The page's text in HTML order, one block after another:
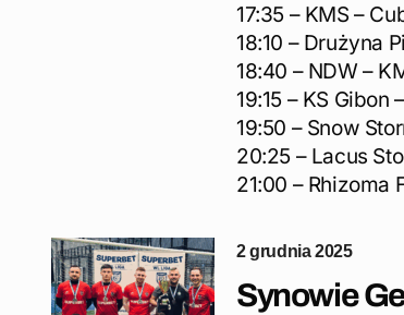
17:35 – KMS –
18:10 – Drużyna
18:40 – NDW –
19:15 – KS
19:50 – Snow
20:25 – Lacus
21:00 – Rhizoma
2 grudnia 2025
Synowie